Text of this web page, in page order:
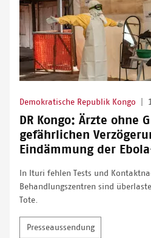
Demokratische Republik Kongo
DR Kongo: Ärzte ohne
gefährlichen
Eindämmung der
In Ituri fehlen Tests und
Behandlungszentren sind
Tote.
Presseaussendung